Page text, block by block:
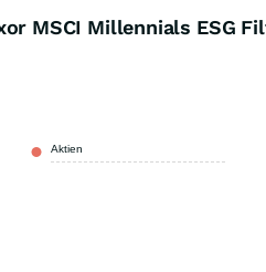
MSCI Millennials ESG
Aktien